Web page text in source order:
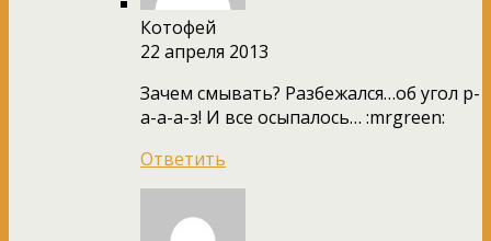
Котофей
22 апреля 2013
Зачем смывать? Разбежался…об угол р-
а-а-а-з! И все осыпалось… :mrgreen:
Ответить